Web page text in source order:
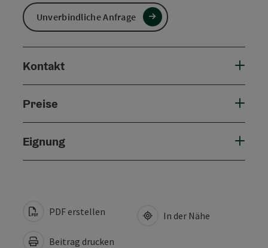
Unverbindliche Anfrage
Kontakt
Preise
Eignung
PDF erstellen
Beitrag drucken
In der Nähe